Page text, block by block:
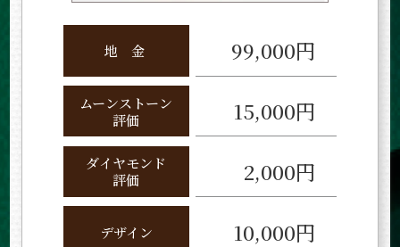
地金 99,000円
ムーンストーン
評価
15,000円
ダイヤモンド
評価
2,000円
デザイン 10,000円